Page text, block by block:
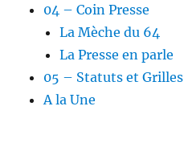
04 – Coin Presse
La Mèche du 64
La Presse en parle
05 – Statuts et Grilles
A la Une